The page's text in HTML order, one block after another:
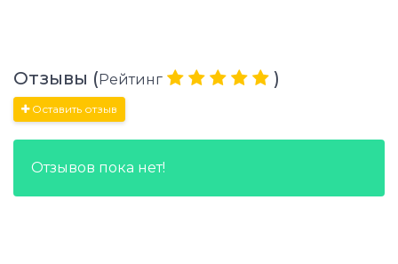
Отзывы (Рейтинг )
Оставить отзыв
Отзывов пока нет!